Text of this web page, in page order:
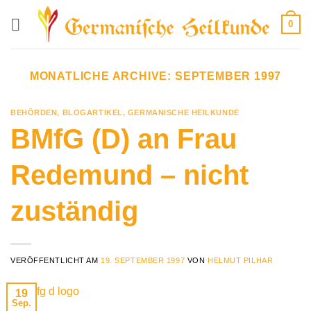
0
MONATLICHE ARCHIVE: SEPTEMBER 1997
BEHÖRDEN, BLOGARTIKEL, GERMANISCHE HEILKUNDE
BMfG (D) an Frau
Redemund – nicht
zuständig
VERÖFFENTLICHT AM 19. SEPTEMBER 1997 VON HELMUT PILHAR
19
Sep.